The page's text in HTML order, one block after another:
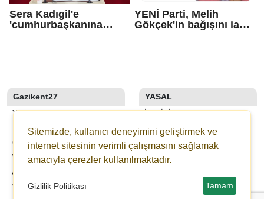
Sera Kadıgil'e
'cumhurbaşkanına
YENİ Parti, Melih
Gökçek'in bağışını iade
Gazikent27
YAZARLAR
SON DAKİKA
GALERİLER
WEBTV
ANKETLER
WİKİ
YASAL
İLETIŞIM
KÜNYE
YAYIN İLKELERI
KURALLAR
KULLANICI SÖZLEŞMESI
Sitemizde, kullanıcı deneyimini geliştirmek ve
internet sitesinin verimli çalışmasını sağlamak
amacıyla çerezler kullanılmaktadır.
Gizlilik Politikası Tamam